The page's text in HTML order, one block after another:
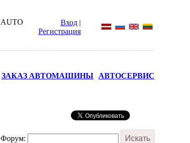
Вход |
Регистрация
ЗАКАЗ АВТОМАШИНЫ АВТОСЕРВИС
Форум: